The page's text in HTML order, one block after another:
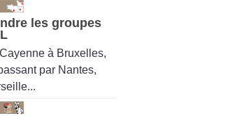
les groupes
à Bruxelles,
par Nantes,